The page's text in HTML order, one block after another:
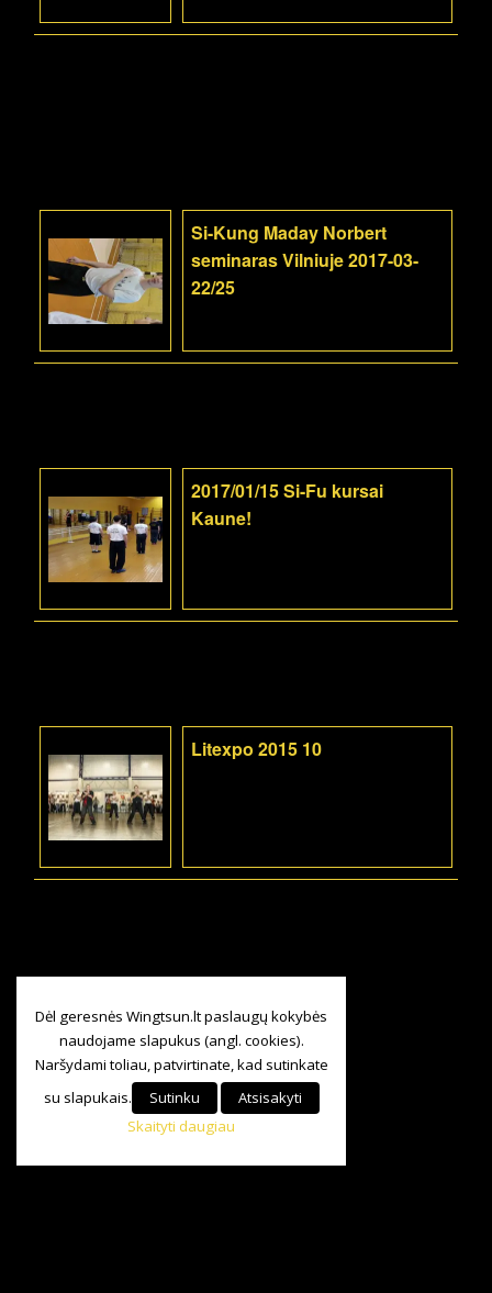
Si-Kung Maday Norbert
seminaras Vilniuje 2017-03-
22/25
2017/01/15 Si-Fu kursai
Kaune!
Litexpo 2015 10
Dėl geresnės Wingtsun.lt paslaugų kokybės
naudojame slapukus (angl. cookies).
Naršydami toliau, patvirtinate, kad sutinkate
su slapukais.
Sutinku
Atsisakyti
Skaityti daugiau